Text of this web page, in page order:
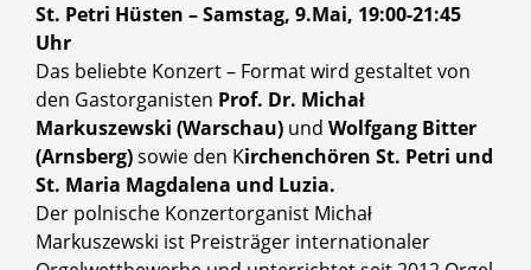
St. Petri Hüsten – Samstag, 9.Mai, 19:00-21:45
Uhr
Das beliebte Konzert – Format wird gestaltet von
den Gastorganisten Prof. Dr. Michał
Markuszewski (Warschau) und Wolfgang Bitter
(Arnsberg)sowie den Kirchenchören St. Petri und
St. Maria Magdalena und Luzia.
Der polnische Konzertorganist Michał
Markuszewski ist Preisträger internationaler